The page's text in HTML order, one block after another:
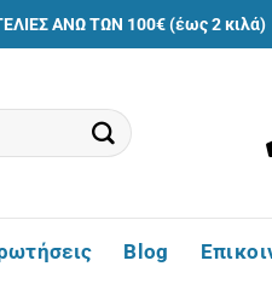
ΑΝΩ ΤΩΝ 100€ (έως 2 κιλά)
Blog